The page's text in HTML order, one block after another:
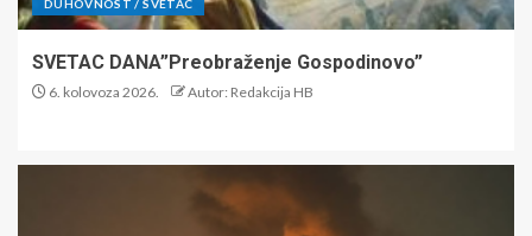
DUHOVNOST / SVETAC
SVETAC DANA”Preobraženje Gospodinovo”
6. kolovoza 2026. Autor: Redakcija HB